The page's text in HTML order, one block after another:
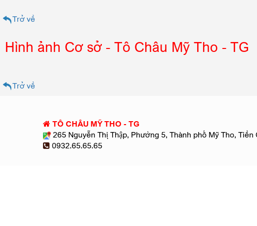
Trở về
Hình ảnh Cơ sở - Tô Châu Mỹ Tho - TG
Trở về
TÔ CHÂU MỸ THO - TG
265 Nguyễn Thị Thập, Phường 5, Thành phố Mỹ Tho, Tiền
0932.65.65.65